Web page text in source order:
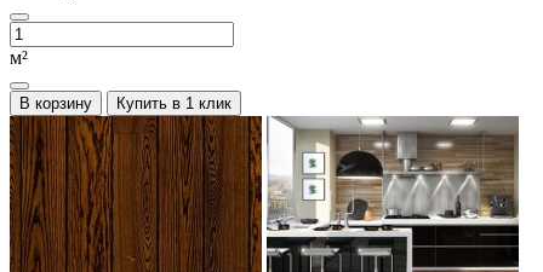
м²
В корзину Купить в 1 клик